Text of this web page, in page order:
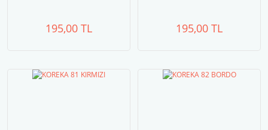
195,00 TL 195,00 TL